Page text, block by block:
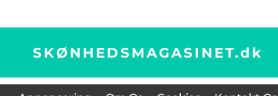
SKØNHEDSMAGASINET.dk